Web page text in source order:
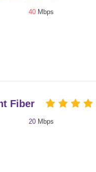
40 Mbps
Fiber
20 Mbps